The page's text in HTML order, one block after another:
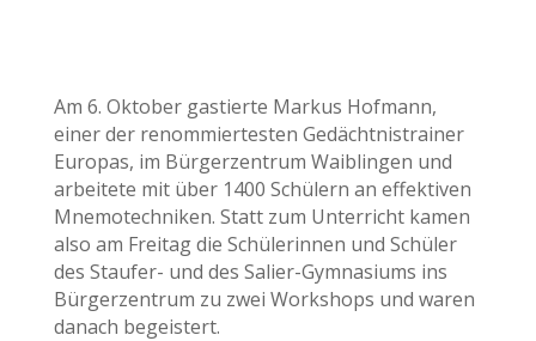
Am 6. Oktober gastierte Markus Hofmann,
einer der renommiertesten Gedächtnistrainer
Europas, im Bürgerzentrum Waiblingen und
arbeitete mit über 1400 Schülern an effektiven
Mnemotechniken. Statt zum Unterricht kamen
also am Freitag die Schülerinnen und Schüler
des Staufer- und des Salier-Gymnasiums ins
Bürgerzentrum zu zwei Workshops und waren
danach begeistert.